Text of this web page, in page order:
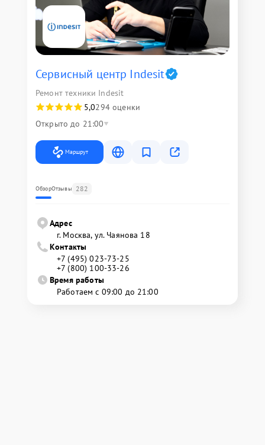
Сервисный центр Indesit
Ремонт техники Indesit
5,0294 оценки
Открыто до 21:00
Маршрут
ОбзорОтзывы 282
Адрес
г. Москва, ул. Чаянова 18
Контакты
+7 (495) 023-73-25
+7 (800) 100-33-26
Время работы
Работаем с 09:00 до 21:00